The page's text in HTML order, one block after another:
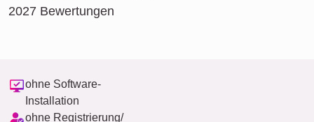
2027 Bewertungen
ohne Software-
Installation
ohne Registrierung/